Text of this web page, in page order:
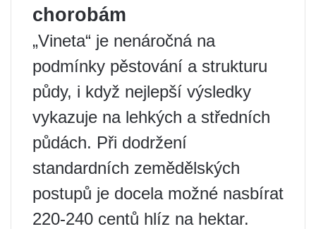
chorobám
„Vineta“ je nenáročná na
podmínky pěstování a strukturu
půdy, i když nejlepší výsledky
vykazuje na lehkých a středních
půdách. Při dodržení
standardních zemědělských
postupů je docela možné nasbírat
220-240 centů hlíz na hektar.